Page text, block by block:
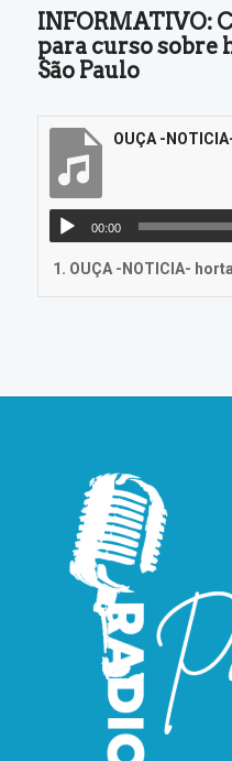
INFORMATIVO:
para curso sobre
São Paulo
OUÇA -
00:00
1. OUÇA -NOTICIA- horta